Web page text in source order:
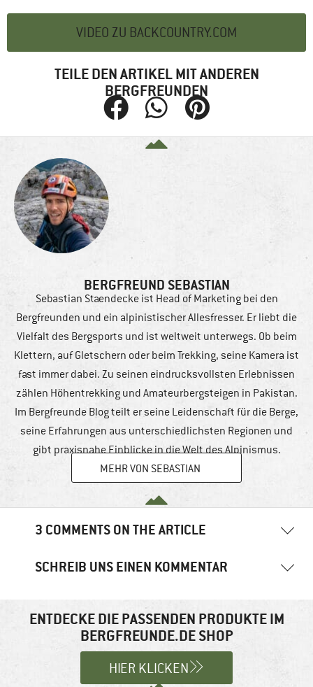
VIDEO ZU BACKCOUNTRY.COM
TEILE DEN ARTIKEL MIT ANDEREN
BERGFREUNDEN
BERGFREUND SEBASTIAN
Sebastian Staendecke ist Head of Marketing bei den
Bergfreunden und ein alpinistischer Allesfresser. Er liebt die
Vielfalt des Bergsports und ist weltweit unterwegs. Ob beim
Klettern, auf Gletschern oder beim Trekking, seine Kamera ist
fast immer dabei. Zu seinen eindrucksvollsten Erlebnissen
zählen Höhentrekking und Amateurbergsteigen in Pakistan.
Im Bergfreunde Blog teilt er seine Leidenschaft für die Berge,
seine Erfahrungen aus unterschiedlichsten Regionen und
gibt praxisnahe Einblicke in die Welt des Alpinismus.
MEHR VON SEBASTIAN
3 COMMENTS ON THE ARTICLE
Bergfreund Marco 10. Dezember 2020 13:47 Uhr
site out of Europe. Kind regards, Marco
Webshop Bergfreunde groeit tot 33 miljoen euro /
SCHREIB UNS EINEN KOMMENTAR
Felder sind mit*markiert
ENTDECKE DIE PASSENDEN PRODUKTE IM
BERGFREUNDE.DE SHOP
HIER KLICKEN